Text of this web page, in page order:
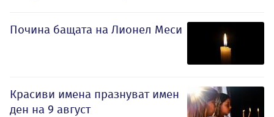
Почина бащата на Лионел Меси
Красиви имена празнуват имен
ден на 9 август